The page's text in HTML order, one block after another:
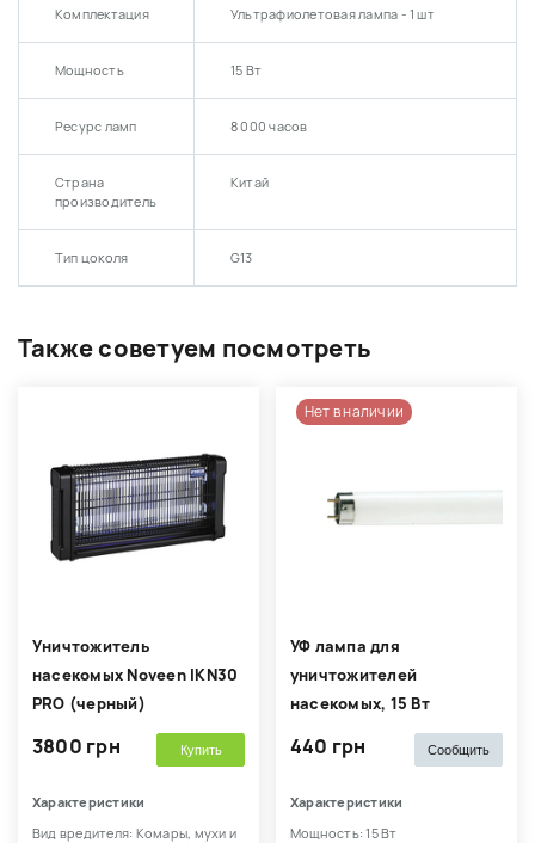
Комплектация Ультрафиолетовая лампа - 1 шт
Мощность 15 Вт
Ресурс ламп 8 000 часов
Страна
производитель
Китай
Тип цоколя G13
Также советуем посмотреть
Уничтожитель
насекомых Noveen IKN30
PRO (черный)
3800 грн Купить
Характеристики
Вид вредителя: Комары, мухи и
Нет в наличии
УФ лампа для
уничтожителей
насекомых, 15 Вт
440 грн Сообщить
Характеристики
Мощность: 15 Вт